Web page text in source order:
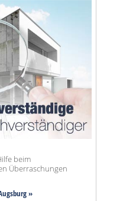
beim
Überraschungen
»